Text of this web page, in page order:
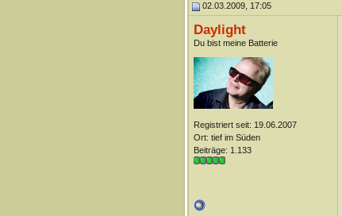
02.03.2009, 17:05
Daylight
Du bist meine Batterie
Registriert seit: 19.06.2007
Ort: tief im Süden
Beiträge: 1.133